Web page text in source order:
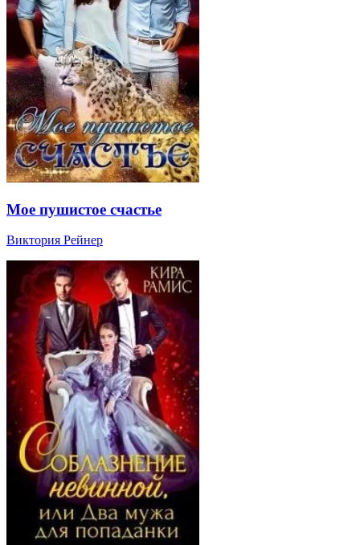
Мое пушистое счастье
Виктория Рейнер